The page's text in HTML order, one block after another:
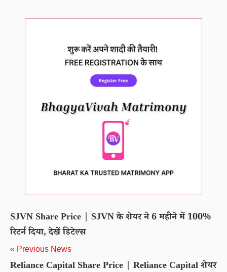
SJVN Share Price | SJVN के शेयर ने 6 महीने में 100%
रिटर्न दिया, देखें डिटेल्स
« Previous News
Reliance Capital Share Price | Reliance Capital शेयर